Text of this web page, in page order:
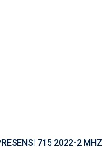
715 2022-2 MHZ